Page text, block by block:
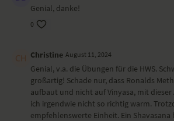
Genial, danke!
0
Christine August 11, 2024
Genial, v.a. die Übungen für die HWS.
großartig! Schade nur, dass Ronalds
aufbaut und nicht auf Vinyasa, mit dieser
ich irgendwie nicht so richtig warm.
empfehlenswerte Einheit. Ein Shavasana